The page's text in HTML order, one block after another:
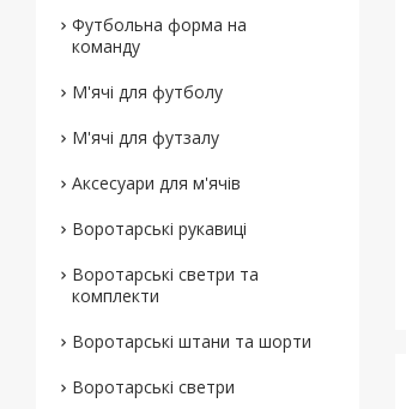
Футбольна форма на
команду
М'ячі для футболу
М'ячі для футзалу
Аксесуари для м'ячів
Воротарські рукавиці
Воротарські светри та
комплекти
Воротарські штани та шорти
Воротарські светри